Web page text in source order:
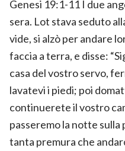
Genesi 19:1-11 I due
sera. Lot stava seduto
vide, si alzò per andare
faccia a terra, e disse:
casa del vostro servo,
lavatevi i piedi; poi
continuerete il vostro
passeremo la notte sulla
tanta premura che